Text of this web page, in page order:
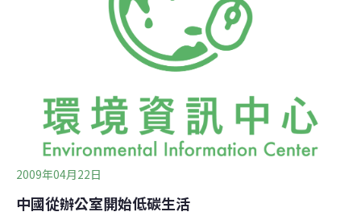
蒐集及趨勢分析」專案計畫
2009年04月22日
中國從辦公室開始低碳生活